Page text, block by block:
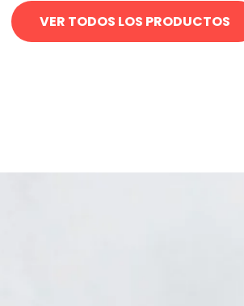
VER TODOS LOS PRODUCTOS